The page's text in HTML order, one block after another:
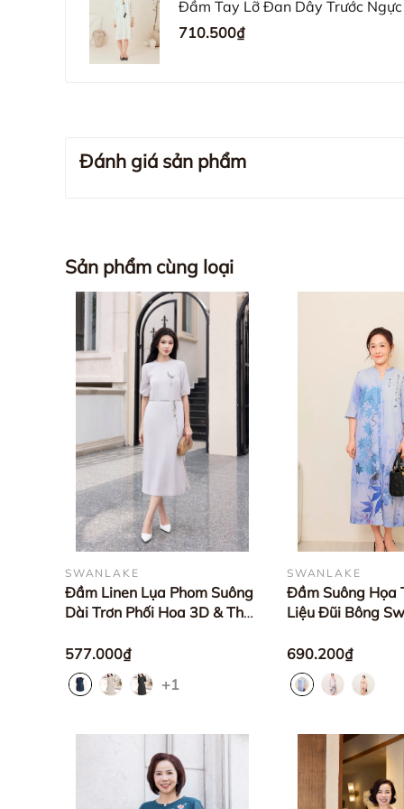
Đầm Tay Lỡ Đan Dây Trước
D11891LW01
710.500₫
Đánh giá sản phẩm
Sản phẩm cùng loại
SWANLAKE
Đầm Linen Lụa Phom Suông
Dài Trơn Phối Hoa 3D & Thắt
D12235LW01
577.000₫
+1
SWANLAKE
Đầm Suông Họa
Liệu Đũi Bông
690.200₫